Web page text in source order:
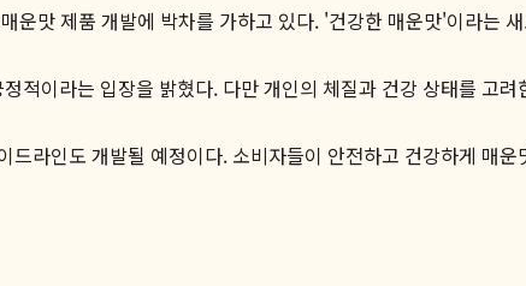
운맛 제품 개발에 박차를 가하고 있다. '건강한 매운맛'이라는
적이라는 입장을 밝혔다. 다만 개인의 체질과 건강 상태를 고
라인도 개발될 예정이다. 소비자들이 안전하고 건강하게 매